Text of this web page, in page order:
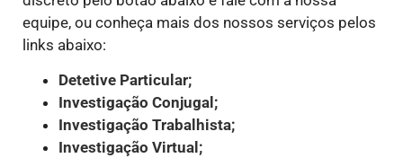
equipe, ou conheça mais dos nossos serviços pelos
links abaixo:
Detetive Particular;
Investigação Conjugal;
Investigação Trabalhista;
Investigação Virtual;